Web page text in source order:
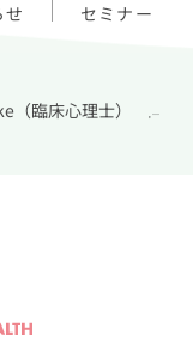
せ セミナー
（臨床心理士） ,